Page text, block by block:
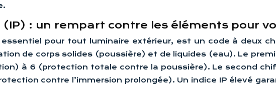
(IP) : un rempart contre les éléments pour
pour tout luminaire extérieur, est un code à deux
de corps solides (poussière) et de liquides (eau). Le
à 6 (protection totale contre la poussière). Le second
contre l’immersion prolongée). Un indice IP élevé